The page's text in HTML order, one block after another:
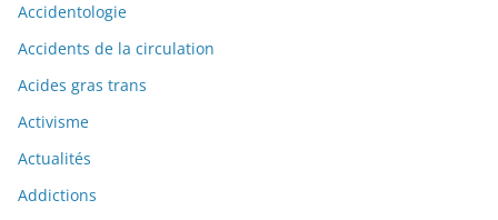
Accidentologie
Accidents de la circulation
Acides gras trans
Activisme
Actualités
Addictions